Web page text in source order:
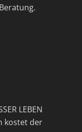
LEBEN
kostet der